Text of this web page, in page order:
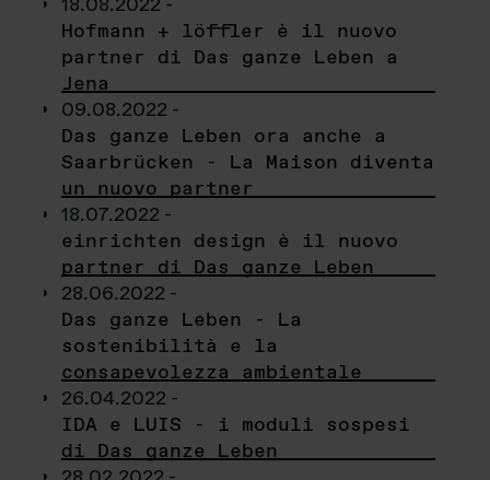
Hofmann + löffler è il nuovo
partner di Das ganze Leben a
Jena
09.08.2022 -
Das ganze Leben ora anche a
Saarbrücken - La Maison diventa
un nuovo partner
18.07.2022 -
einrichten design è il nuovo
partner di Das ganze Leben
28.06.2022 -
Das ganze Leben - La
sostenibilità e la
consapevolezza ambientale
26.04.2022 -
IDA e LUIS - i moduli sospesi
di Das ganze Leben